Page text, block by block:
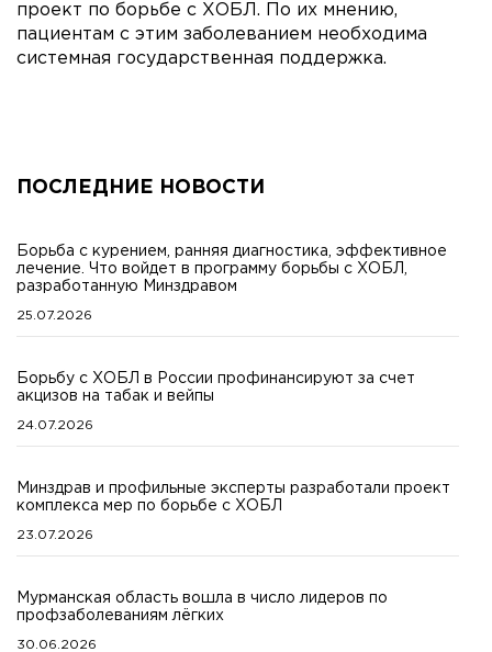
проект по борьбе с ХОБЛ. По их мнению,
пациентам с этим заболеванием необходима
системная государственная поддержка.
ПОСЛЕДНИЕ НОВОСТИ
Борьба с курением, ранняя диагностика, эффективное
лечение. Что войдет в программу борьбы с ХОБЛ,
разработанную Минздравом
25.07.2026
Борьбу с ХОБЛ в России профинансируют за счет
акцизов на табак и вейпы
24.07.2026
Минздрав и профильные эксперты разработали проект
комплекса мер по борьбе с ХОБЛ
23.07.2026
Мурманская область вошла в число лидеров по
профзаболеваниям лёгких
30.06.2026